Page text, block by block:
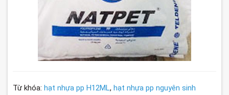
Từ khóa: hạt nhựa pp H12ML, hạt nhựa pp nguyên sinh